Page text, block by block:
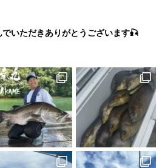
いただきありがとうございます🎣